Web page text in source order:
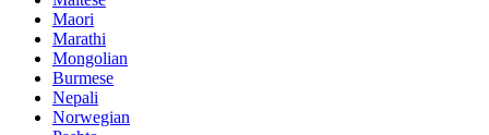
Maori
Marathi
Mongolian
Burmese
Nepali
Norwegian